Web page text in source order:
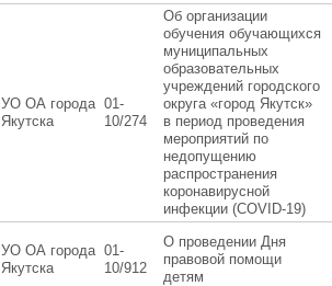
УО ОА города
Якутска
01-
10/274
Об организации
обучения обучающихся
муниципальных
образовательных
учреждений городского
округа «город Якутск»
в период проведения
мероприятий по
недопущению
распространения
коронавирусной
инфекции (COVID-19)
УО ОА города
Якутска
01-
10/912
О проведении Дня
правовой помощи
детям